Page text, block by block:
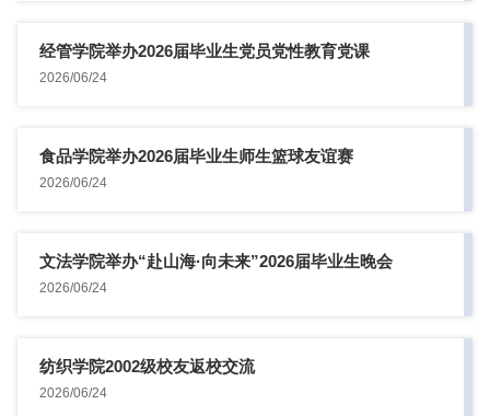
经管学院举办2026届毕业生党员党性教育党课
2026/06/24
食品学院举办2026届毕业生师生篮球友谊赛
2026/06/24
文法学院举办“赴山海·向未来”2026届毕业生晚会
2026/06/24
纺织学院2002级校友返校交流
2026/06/24